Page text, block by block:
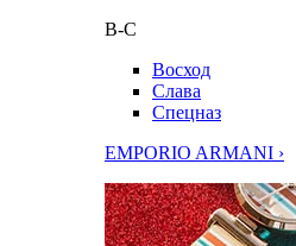
В-С
Восход
Слава
Спецназ
EMPORIO ARMANI ›